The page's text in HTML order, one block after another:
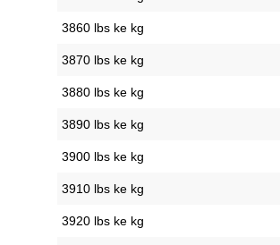
3860 lbs ke kg
3870 lbs ke kg
3880 lbs ke kg
3890 lbs ke kg
3900 lbs ke kg
3910 lbs ke kg
3920 lbs ke kg